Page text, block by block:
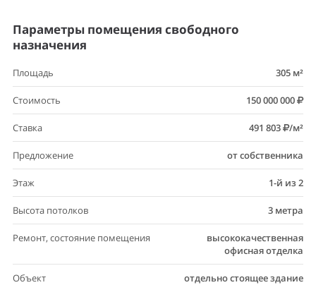
Параметры помещения свободного
назначения
Площадь 305 м²
Стоимость 150 000 000
Ставка 491 803 /м²
Предложение от собственника
Этаж 1-й из 2
Высота потолков 3 метра
Ремонт, состояние помещения
высококачественная
офисная отделка
Объект отдельно стоящее здание